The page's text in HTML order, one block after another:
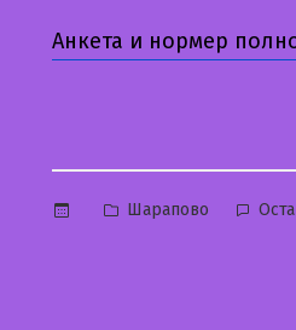
Анкета и нормер
Опубликовано
Шарапово